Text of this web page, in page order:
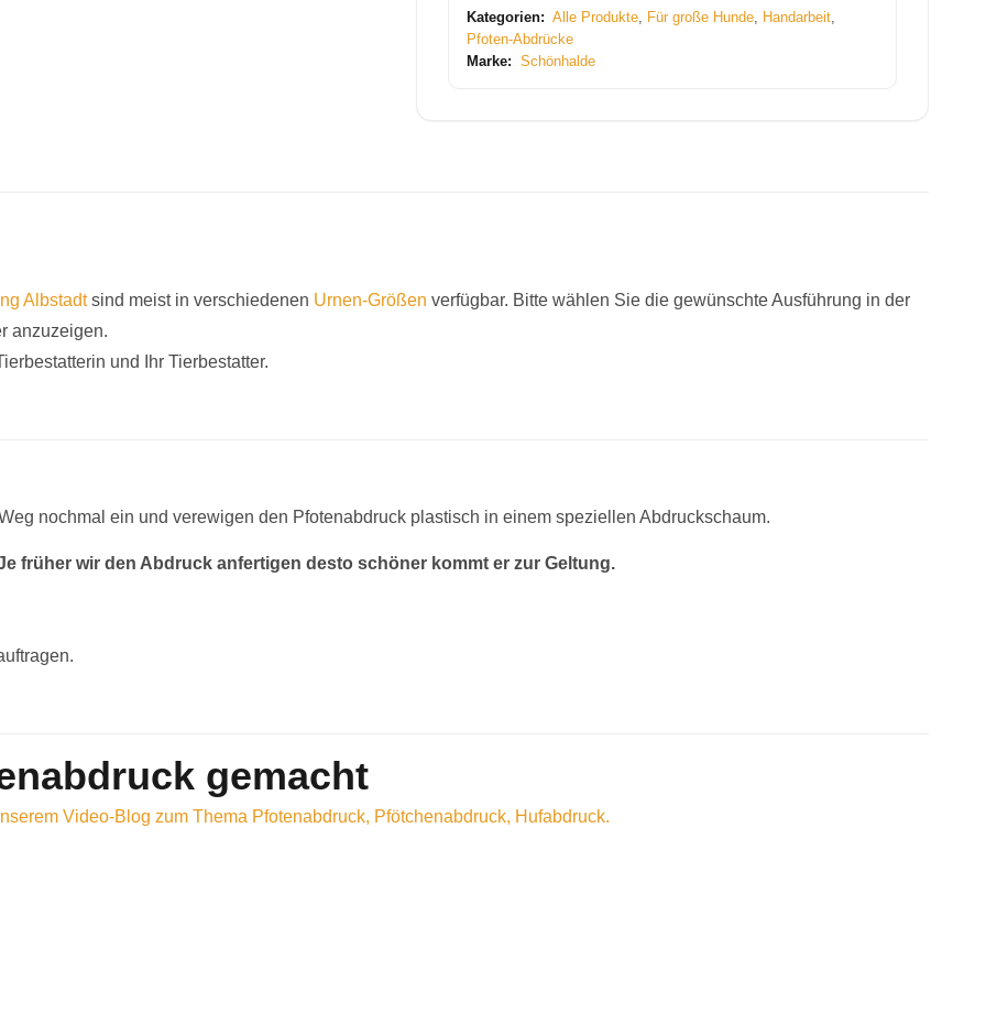
Kategorien: Alle Produkte, Für große Hunde, Handarbeit,
Pfoten-Abdrücke
Marke: Schönhalde
Albstadtsind meist in verschiedenen Urnen-Größen verfügbar. Bitte wählen Sie die gewünschte Ausführung in der
anzuzeigen.
und Ihr Tierbestatter.
nochmal ein und verewigen den Pfotenabdruck plastisch in einem speziellen Abdruckschaum.
früher wir den Abdruck anfertigen desto schöner kommt er zur Geltung.
gemacht
Video-Blog zum Thema Pfotenabdruck, Pfötchenabdruck, Hufabdruck.